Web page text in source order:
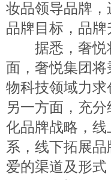
妆品领导品牌
品牌目标，品
据悉，奢悦将
面，奢悦集团
物科技领域力
另一方面，充
化品牌战略，
系，线下拓展
爱的渠道及形式